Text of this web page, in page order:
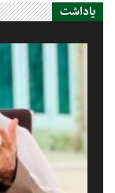
یاداشت